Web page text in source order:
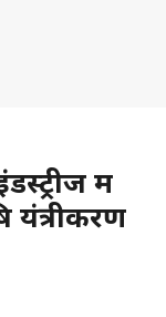
में
यंत्रीकरण